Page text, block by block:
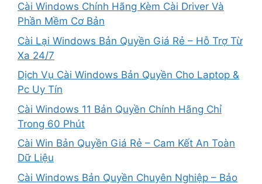
Cài Windows Chính Hãng Kèm Cài Driver Và
Phần Mềm Cơ Bản
Cài Lại Windows Bản Quyền Giá Rẻ – Hỗ Trợ Từ
Xa 24/7
Dịch Vụ Cài Windows Bản Quyền Cho Laptop &
Pc Uy Tín
Cài Windows 11 Bản Quyền Chính Hãng Chỉ
Trong 60 Phút
Cài Win Bản Quyền Giá Rẻ – Cam Kết An Toàn
Dữ Liệu
Cài Windows Bản Quyền Chuyên Nghiệp – Bảo